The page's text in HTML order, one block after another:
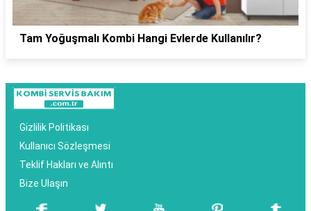
Tam Yoğuşmalı Kombi Hangi Evlerde Kullanılır?
Gizlilik Politikası
Kullanıcı Sözleşmesi
Teklif Hakları ve Alıntı
Bize Ulaşın